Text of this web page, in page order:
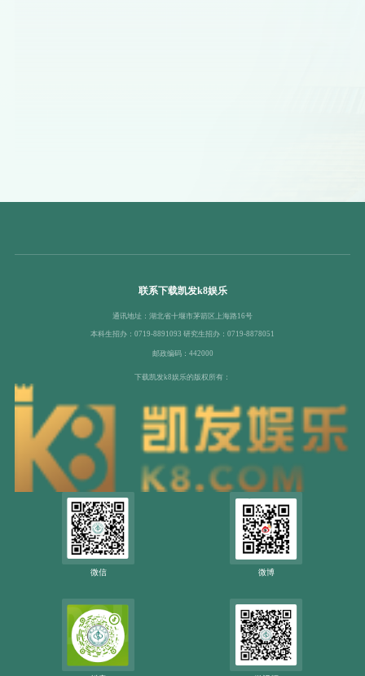
联系下载凯发k8娱乐
通讯地址：湖北省十堰市茅箭区上海路16号
本科生招办：0719-8891093 研究生招办：0719-8878051
邮政编码：442000
下载凯发k8娱乐的版权所有：
微信 微博